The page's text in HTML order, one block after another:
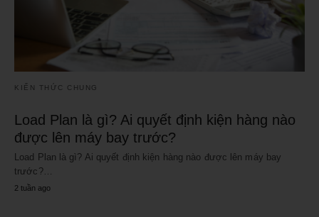
KIẾN THỨC CHUNG
Load Plan là gì? Ai quyết định kiện hàng nào
được lên máy bay trước?
Load Plan là gì? Ai quyết định kiện hàng nào được lên máy bay
trước?…
2 tuần ago